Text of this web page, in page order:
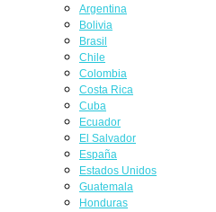
Argentina
Bolivia
Brasil
Chile
Colombia
Costa Rica
Cuba
Ecuador
El Salvador
España
Estados Unidos
Guatemala
Honduras